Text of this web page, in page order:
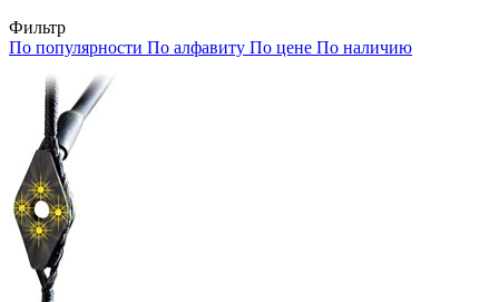
Фильтр
По популярности По алфавиту По цене По наличию